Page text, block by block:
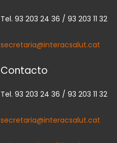
Tel. 93 203 24 36 / 93 203 11 32
secretaria@interacsalut.cat
Contacto
Tel. 93 203 24 36 / 93 203 11 32
secretaria@interacsalut.cat